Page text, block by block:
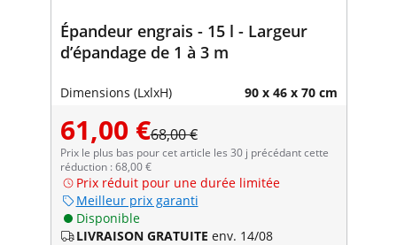
Épandeur engrais - 15 l - Largeur
d’épandage de 1 à 3 m
Dimensions (LxlxH) 90 x 46 x 70 cm
61,00 €68,00 €
Prix le plus bas pour cet article les 30 j précédant cette
réduction : 68,00 €
Prix réduit pour une durée limitée
Meilleur prix garanti
Disponible
LIVRAISON GRATUITE env. 14/08